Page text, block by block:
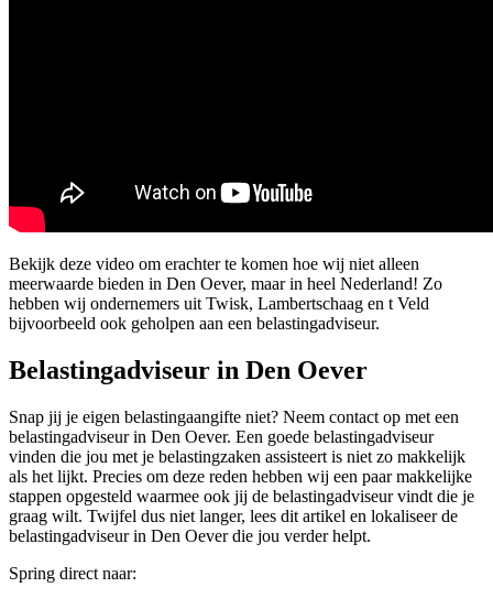
Bekijk deze video om erachter te komen hoe wij niet alleen
meerwaarde bieden in Den Oever, maar in heel Nederland! Zo
hebben wij ondernemers uit Twisk, Lambertschaag en t Veld
bijvoorbeeld ook geholpen aan een belastingadviseur.
Belastingadviseur in Den Oever
Snap jij je eigen belastingaangifte niet? Neem contact op met een
belastingadviseur in Den Oever. Een goede belastingadviseur
vinden die jou met je belastingzaken assisteert is niet zo makkelijk
als het lijkt. Precies om deze reden hebben wij een paar makkelijke
stappen opgesteld waarmee ook jij de belastingadviseur vindt die je
graag wilt. Twijfel dus niet langer, lees dit artikel en lokaliseer de
belastingadviseur in Den Oever die jou verder helpt.
Spring direct naar: